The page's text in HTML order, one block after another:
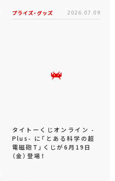
プライズ・グッズ 2026.07.09
タイトーくじオンライン -
Plus- に「とある科学の超
電磁砲T」くじが6月19日
（金）登場！